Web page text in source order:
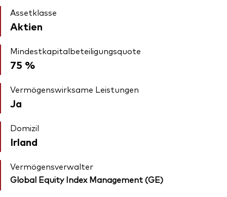
Assetklasse
Aktien
Mindestkapitalbeteiligungsquote
75 %
Vermögenswirksame Leistungen
Ja
Domizil
Irland
Vermögensverwalter
Global Equity Index Management (GE)